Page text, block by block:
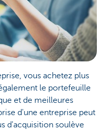
vous achetez plus
le portefeuille
et de meilleures
d'une entreprise peut
d'acquisition soulève